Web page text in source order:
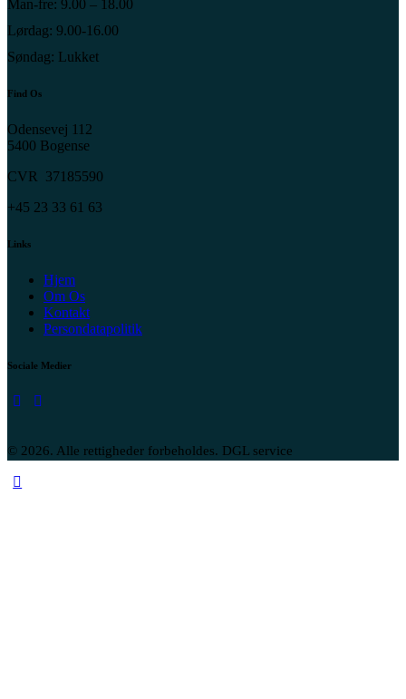
Man-fre: 9.00 – 18.00
Lørdag: 9.00-16.00
Søndag: Lukket
Find Os
Odensevej 112
5400 Bogense
CVR 37185590
+45 23 33 61 63
Links
Hjem
Om Os
Kontakt
Persondatapolitik
Sociale Medier
© 2026. Alle rettigheder forbeholdes. DGL service